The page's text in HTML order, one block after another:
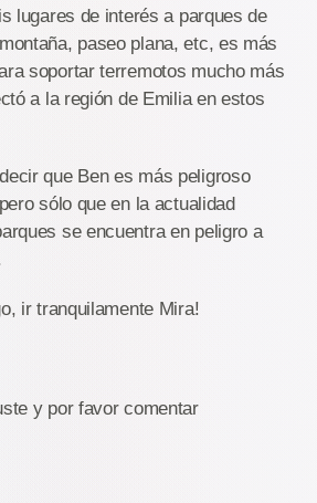
lugares de interés a parques de
paseo plana, etc, es más
soportar terremotos mucho más
a la región de Emilia en estos
que Ben es más peligroso
sólo que en la actualidad
se encuentra en peligro a
ir tranquilamente Mira!
y por favor comentar